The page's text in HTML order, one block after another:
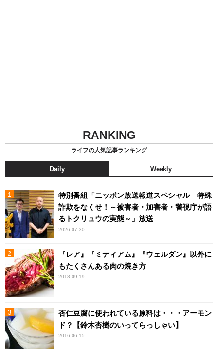
RANKING
ライフの人気記事ランキング
Daily Weekly
特別番組「ニッポン放送報道スペシャル 特殊
詐欺をなくせ！～被害者・加害者・警視庁が語
るトクリュウの実態～」放送
2026.07.30
『レア』『ミディアム』『ウェルダン』以外に
もたくさんある肉の焼き方
2018.09.19
杏仁豆腐に使われている原料は・・・アーモン
ド？【鈴木杏樹のいってらっしゃい】
2016.06.15